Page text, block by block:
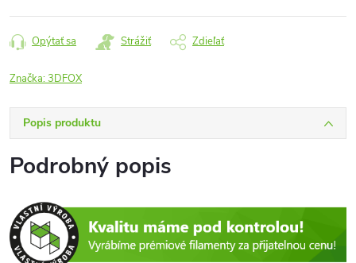
Opýtať sa Strážiť Zdieľať
Značka:3DFOX
Popis produktu
Podrobný popis